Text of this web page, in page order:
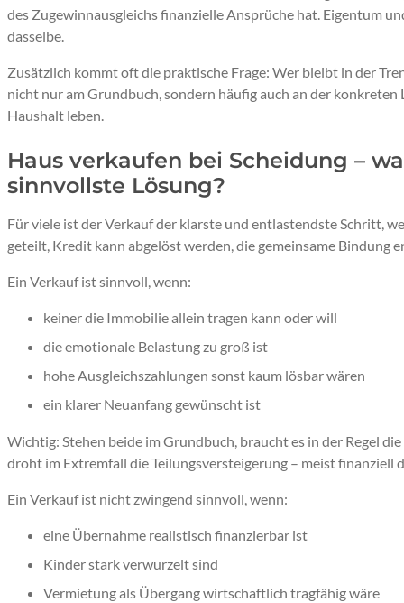
des Zugewinnausgleichs finanzielle Ansprüche hat. Eigentum
dasselbe.
Zusätzlich kommt oft die praktische Frage: Wer bleibt in der
nicht nur am Grundbuch, sondern häufig auch an der
Haushalt leben.
Haus verkaufen bei Scheidung –
sinnvollste Lösung?
Für viele ist der Verkauf der klarste und entlastendste Schritt,
geteilt, Kredit kann abgelöst werden, die gemeinsame Bindung
Ein Verkauf ist sinnvoll, wenn:
keiner die Immobilie allein tragen kann oder will
die emotionale Belastung zu groß ist
hohe Ausgleichszahlungen sonst kaum lösbar wären
ein klarer Neuanfang gewünscht ist
Wichtig: Stehen beide im Grundbuch, braucht es in der Regel
droht im Extremfall die Teilungsversteigerung – meist finanziell
Ein Verkauf ist nicht zwingend sinnvoll, wenn:
eine Übernahme realistisch finanzierbar ist
Kinder stark verwurzelt sind
Vermietung als Übergang wirtschaftlich tragfähig wäre